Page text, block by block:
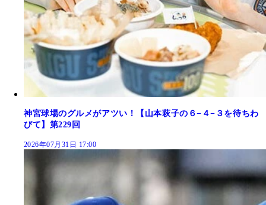
神宮球場のグルメがアツい！【山本萩子の６−４−３を待ちわ
びて】第229回
2026年07月31日 17:00